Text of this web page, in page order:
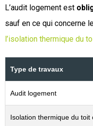
L’audit logement est
sauf en ce qui concerne
l’isolation thermique du
Type de travaux
Audit logement
Isolation thermique du toit